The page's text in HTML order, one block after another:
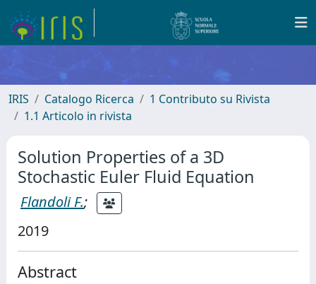
IRIS Catalogo Ricerca
1 Contributo su Rivista
1.1 Articolo in rivista
Solution Properties of a 3D
Stochastic Euler Fluid Equation
Flandoli F.;
2019
Abstract